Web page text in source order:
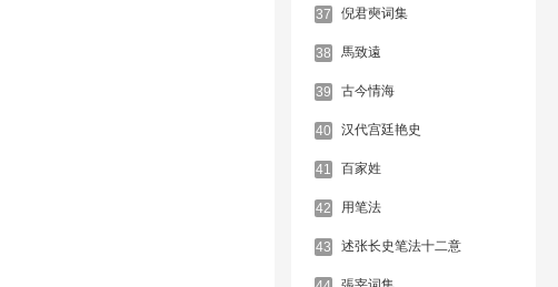
37 倪君奭词集
38 馬致遠
39 古今情海
40 汉代宫廷艳史
41 百家姓
42 用笔法
43 述张长史笔法十二意